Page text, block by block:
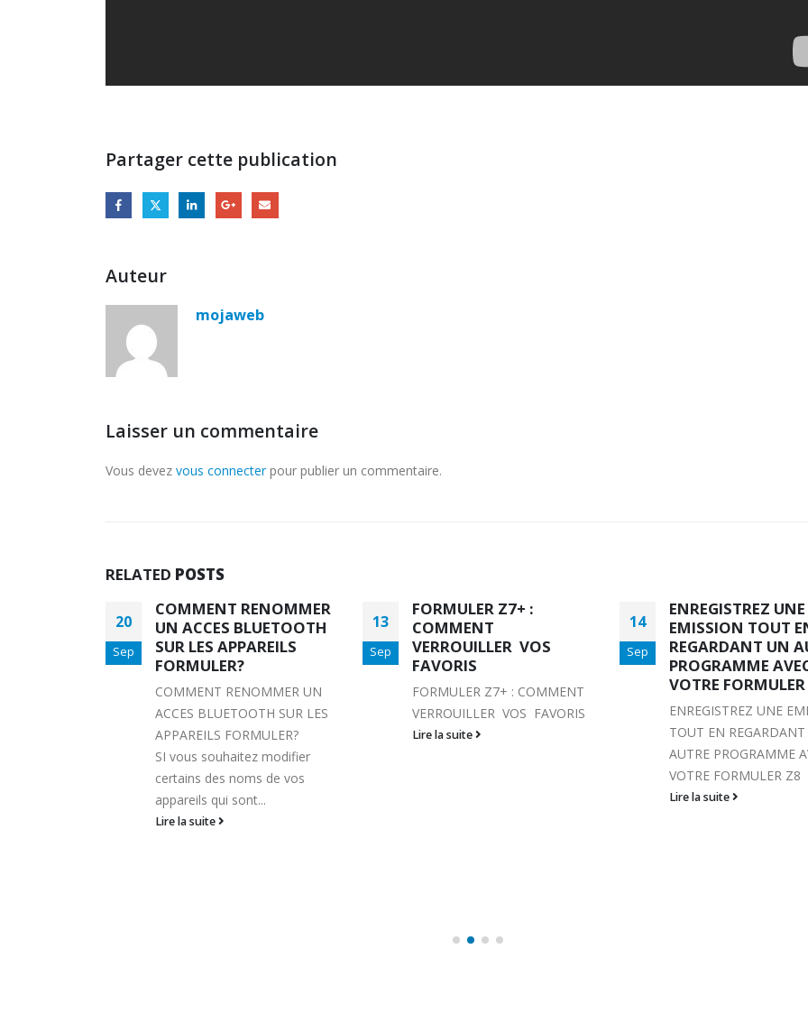
Partager cette publication
Auteur
mojaweb
Laisser un commentaire
Vous devez vous connecterpour publier un commentaire.
RELATED POSTS
13
Sep
FORMULER Z7+ :
COMMENT
VERROUILLER VOS
FAVORIS
FORMULER Z7+ : COMMENT
VERROUILLER VOS FAVORIS
Lire la suite
14
Sep
ENREGISTREZ UNE
EMISSION TOUT EN
REGARDANT UN AUTRE
PROGRAMME AVEC
VOTRE FORMULER Z8
ENREGISTREZ UNE EMISSION
TOUT EN REGARDANT UN
20
Sep
FORMULER Z 7+
:REGLAGES DES
ET VERROUILLAGE
DU CONTROLE
FORMULER Z 7+
DES FAVORIS ET
VERROUILLAGE DU
CONTROLE
Lire la suite